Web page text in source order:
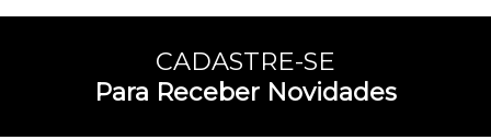
CADASTRE-SE
Para Receber Novidades